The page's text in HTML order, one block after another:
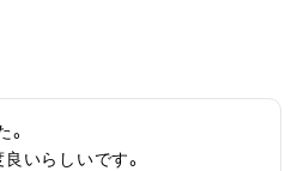
いらしいです。